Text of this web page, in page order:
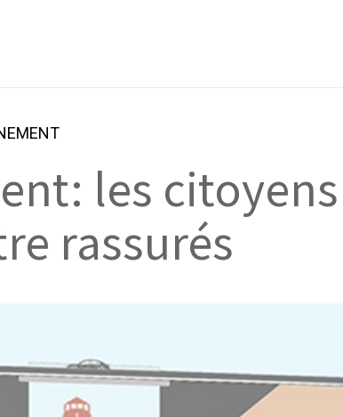
les citoyens
rassurés